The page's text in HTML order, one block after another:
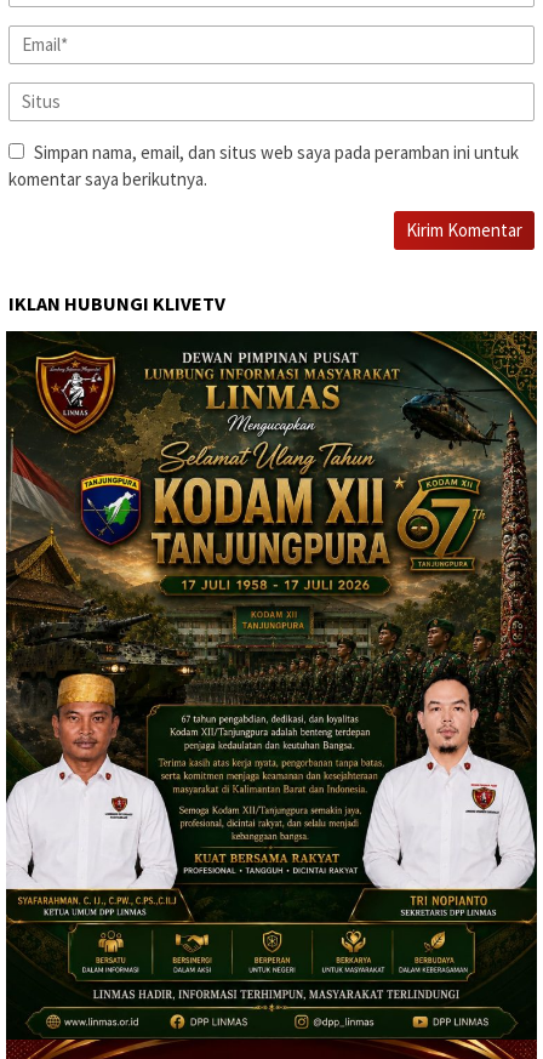
Simpan nama, email, dan situs web saya pada peramban ini untuk
komentar saya berikutnya.
IKLAN HUBUNGI KLIVETV